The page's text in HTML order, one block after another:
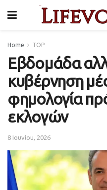
Home TOP
Εβδομάδα
κυβέρνηση
φημολογία
εκλογών
8 Ιουνίου, 2026